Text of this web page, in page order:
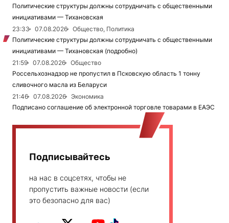
Политические структуры должны сотрудничать с общественными
инициативами — Тихановская
23:33
07.08.2026
Общество, Политика
Политические структуры должны сотрудничать с общественными
инициативами — Тихановская (подробно)
21:59
07.08.2026
Общество
Россельхознадзор не пропустил в Псковскую область 1 тонну
сливочного масла из Беларуси
21:46
07.08.2026
Экономика
Подписано соглашение об электронной торговле товарами в ЕАЭС
Подписывайтесь
на нас в соцсетях, чтобы не
пропустить важные новости (если
это безопасно для вас)